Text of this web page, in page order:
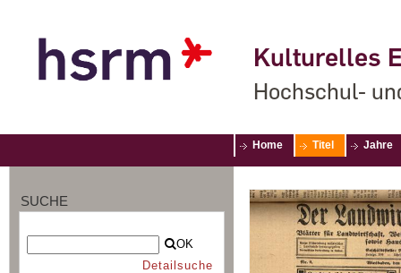
Kulturelles
Hochschul-
Home Titel Jahre
SUCHE
OK
Detailsuche